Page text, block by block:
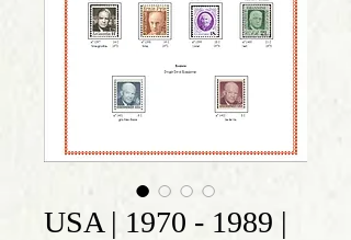
USA | 1970 - 1989 |